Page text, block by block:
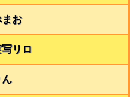
まお
リロ
ん